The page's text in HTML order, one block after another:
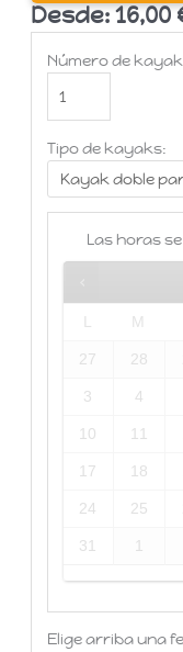
Desde:16,00
Número de
Tipo de kayaks:
Las horas
L M
27 28
3 4
10 11
17 18
24 25
31 1
Elige arriba una